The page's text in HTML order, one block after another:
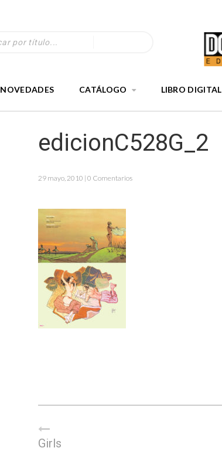
NOVEDADES CATÁLOGO LIBRO DIGITAL
edicionC528G_2
29 mayo, 2010 | 0 Comentarios
Girls